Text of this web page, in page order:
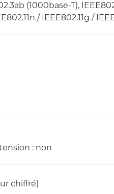
(1000base-T),
/ IEEE802.11g /
: non
chiffré)